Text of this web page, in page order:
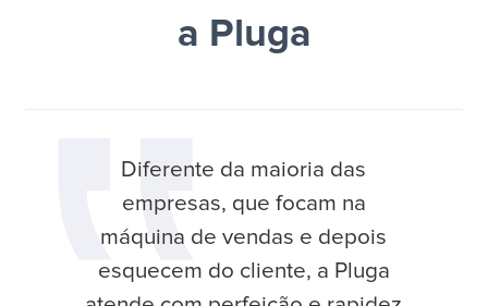
a Pluga
Diferente da maioria das
empresas, que focam na
máquina de vendas e depois
esquecem do cliente, a Pluga